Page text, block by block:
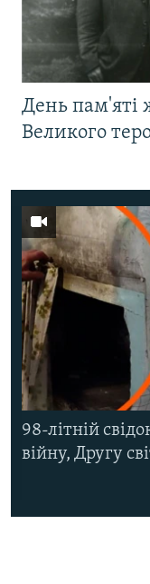
День пам'яті
Великого
98-літній
війну, Другу